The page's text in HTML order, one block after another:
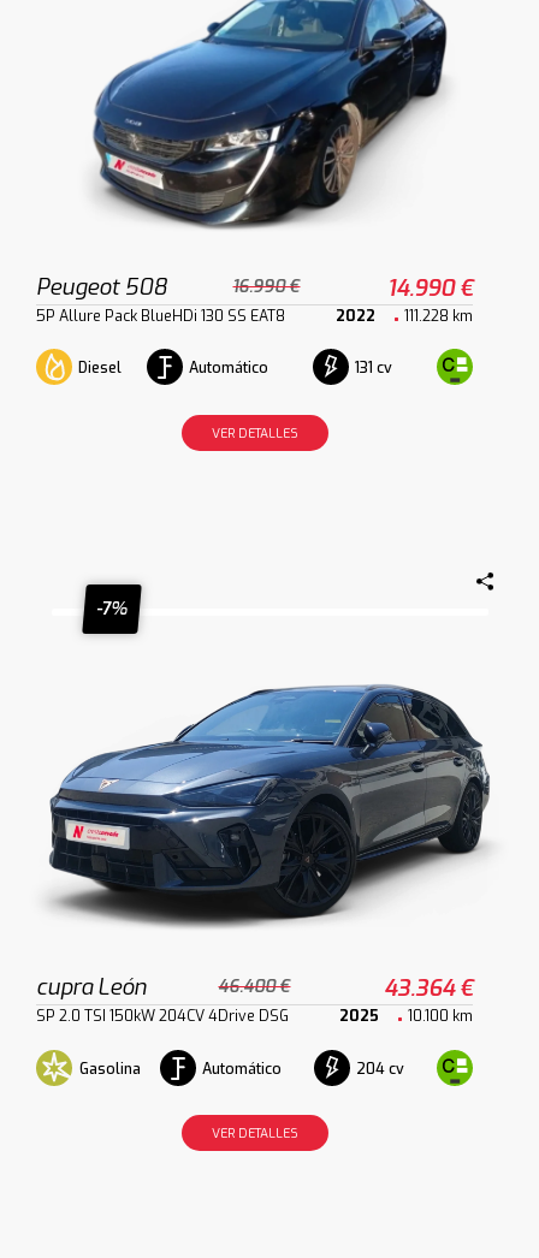
Peugeot 508 16.990 € 14.990 €
5P Allure Pack BlueHDi 130 SS EAT8 2022 111.228 km
Diesel Automático 131 cv
VER DETALLES
-7%
cupra León 46.400 € 43.364 €
SP 2.0 TSI 150kW 204CV 4Drive DSG 2025 10.100 km
Gasolina Automático 204 cv
VER DETALLES